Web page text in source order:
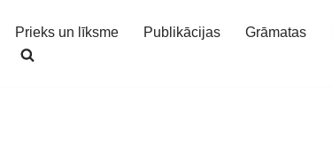
Prieks un līksme Publikācijas Grāmatas